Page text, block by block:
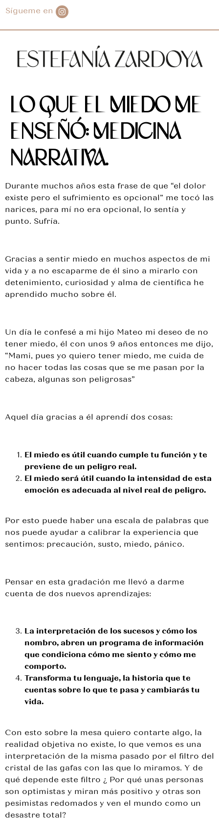
Sígueme en
LO QUE EL MIEDO ME
ENSEÑÓ: MEDICINA
NARRATIVA.
Durante muchos años esta frase de que “el dolor
existe pero el sufrimiento es opcional” me tocó las
narices, para mí no era opcional, lo sentía y
punto. Sufría.
Gracias a sentir miedo en muchos aspectos de mi
vida y a no escaparme de él sino a mirarlo con
detenimiento, curiosidad y alma de científica he
aprendido mucho sobre él.
Un día le confesé a mi hijo Mateo mi deseo de no
tener miedo, él con unos 9 años entonces me dijo,
“Mami, pues yo quiero tener miedo, me cuida de
no hacer todas las cosas que se me pasan por la
cabeza, algunas son peligrosas”
Aquel día gracias a él aprendí dos cosas:
El miedo es útil cuando cumple tu función y te
previene de un peligro real.
El miedo será útil cuando la intensidad de esta
emoción es adecuada al nivel real de peligro.
Por esto puede haber una escala de palabras que
nos puede ayudar a calibrar la experiencia que
sentimos: precaución, susto, miedo, pánico.
Pensar en esta gradación me llevó a darme
cuenta de dos nuevos aprendizajes:
La interpretación de los sucesos y cómo los
nombro, abren un programa de información
que condiciona cómo me siento y cómo me
comporto.
Transforma tu lenguaje, la historia que te
cuentas sobre lo que te pasa y cambiarás tu
vida.
Con esto sobre la mesa quiero contarte algo, la
realidad objetiva no existe, lo que vemos es una
interpretación de la misma pasado por el filtro del
cristal de las gafas con las que lo miramos. Y de
qué depende este filtro ¿ Por qué unas personas
son optimistas y miran más positivo y otras son
pesimistas redomados y ven el mundo como un
desastre total?